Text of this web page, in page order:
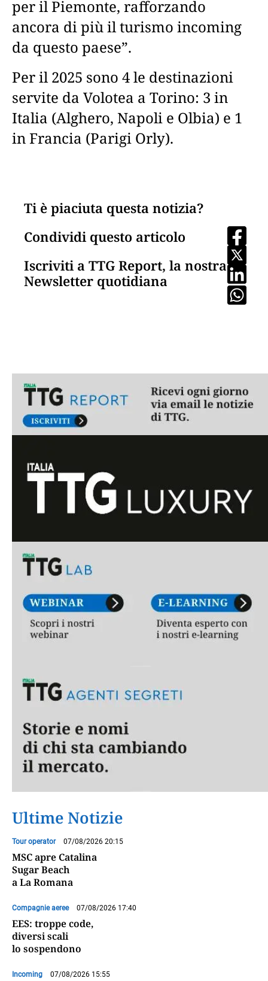
per il Piemonte, rafforzando
ancora di più il turismo incoming
da questo paese”.
Per il 2025 sono 4 le destinazioni
servite da Volotea a Torino: 3 in
Italia (Alghero, Napoli e Olbia) e 1
in Francia (Parigi Orly).
Ti è piaciuta questa notizia?
Condividi questo articolo
Iscriviti a TTG Report, la nostra
Newsletter quotidiana
Ultime Notizie
Tour operator 07/08/2026 20:15
MSC apre Catalina
Sugar Beach
a La Romana
Compagnie aeree 07/08/2026 17:40
EES: troppe code,
diversi scali
lo sospendono
Incoming 07/08/2026 15:55